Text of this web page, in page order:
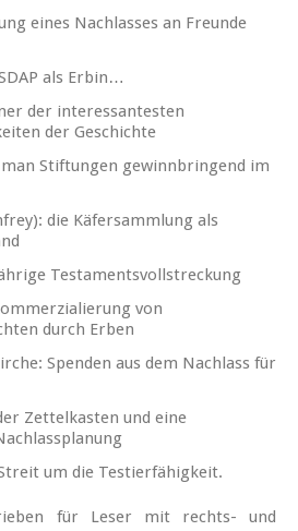
eines Nachlasses an Freunde
als Erbin…
der interessantesten
der Geschichte
Stiftungen gewinnbringend im
die Käfersammlung als
Testamentsvollstreckung
von
durch Erben
Spenden aus dem Nachlass für
Zettelkasten und eine
um die Testierfähigkeit.
für Leser mit rechts- und